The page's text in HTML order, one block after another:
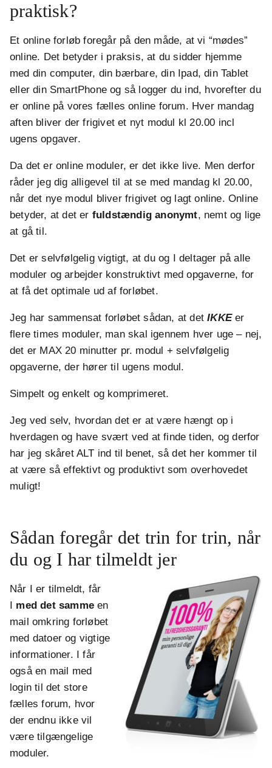
praktisk?
Et online forløb foregår på den måde, at vi “mødes”
online. Det betyder i praksis, at du sidder hjemme
med din computer, din bærbare, din Ipad, din Tablet
eller din SmartPhone og så logger du ind, hvorefter du
er online på vores fælles online forum. Hver mandag
aften bliver der frigivet et nyt modul kl 20.00 incl
ugens opgaver.
Da det er online moduler, er det ikke live. Men derfor
råder jeg dig alligevel til at se med mandag kl 20.00,
når det nye modul bliver frigivet og lagt online. Online
betyder, at det er fuldstændig anonymt, nemt og lige
at gå til.
Det er selvfølgelig vigtigt, at du og I deltager på alle
moduler og arbejder konstruktivt med opgaverne, for
at få det optimale ud af forløbet.
Jeg har sammensat forløbet sådan, at det IKKEer
flere times moduler, man skal igennem hver uge – nej,
det er MAX 20 minutter pr. modul + selvfølgelig
opgaverne, der hører til ugens modul.
Simpelt og enkelt og komprimeret.
Jeg ved selv, hvordan det er at være hængt op i
hverdagen og have svært ved at finde tiden, og derfor
har jeg skåret ALT ind til benet, så det her kommer til
at være så effektivt og produktivt som overhovedet
muligt!
Sådan foregår det trin for trin, når
du og I har tilmeldt jer
Når I er tilmeldt, får
I med det samme en
mail omkring forløbet
med datoer og vigtige
informationer. I får
også en mail med
login til det store
fælles forum, hvor
der endnu ikke vil
være tilgængelige
moduler.